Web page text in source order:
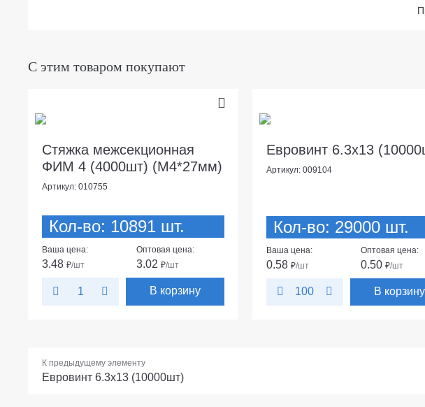
С этим товаром покупают
Стяжка межсекционная
ФИМ 4 (4000шт) (М4*27мм)
Артикул: 010755
Кол-во: 10891 шт.
Ваша цена:
3.48 ₽/шт
Оптовая цена:
3.02₽/шт
В корзину
Евровинт 6.3х13
Артикул: 009104
Кол-во: 29000 шт.
Ваша цена:
0.58 ₽/шт
Оптовая цена:
0.50₽/шт
100 В корзину
К предыдущему элементу
Евровинт 6.3х13 (10000шт)